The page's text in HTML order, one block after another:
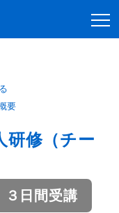
要
研修（チー
日間受講